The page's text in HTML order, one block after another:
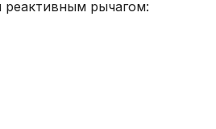
реактивным рычагом: